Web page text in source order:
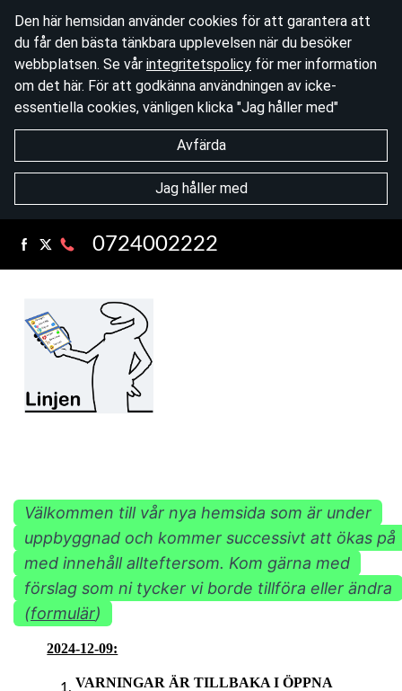
Den här hemsidan använder cookies för att garantera att
du får den bästa tänkbara upplevelsen när du besöker
webbplatsen. Se vår integritetspolicy för mer information
om det här. För att godkänna användningen av icke-
essentiella cookies, vänligen klicka "Jag håller med"
Avfärda
Jag håller med
0724002222
Välkommen till vår nya hemsida som är under
uppbyggnad och kommer successivt att ökas på
med innehåll allteftersom. Kom gärna med
förslag som ni tycker vi borde tillföra eller ändra
(formulär)
2024-12-09:
VARNINGAR ÄR TILLBAKA I ÖPPNA